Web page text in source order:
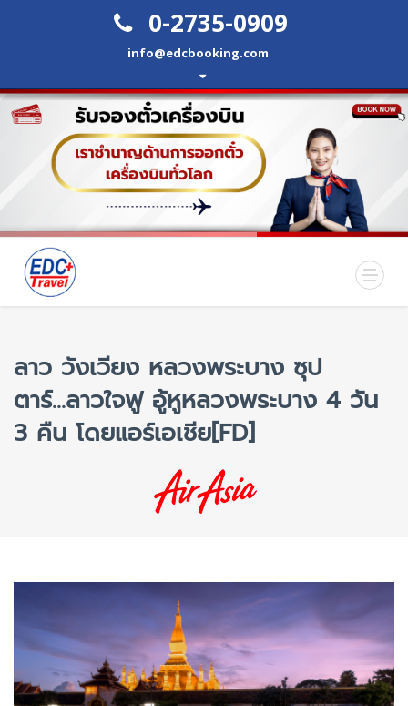
0-2735-0909
info@edcbooking.com
ลาว วังเวียง หลวงพระบาง ซุป
ตาร์...ลาวใจฟู อู้หูหลวงพระบาง 4 วัน
3 คืน โดยแอร์เอเชีย[FD]